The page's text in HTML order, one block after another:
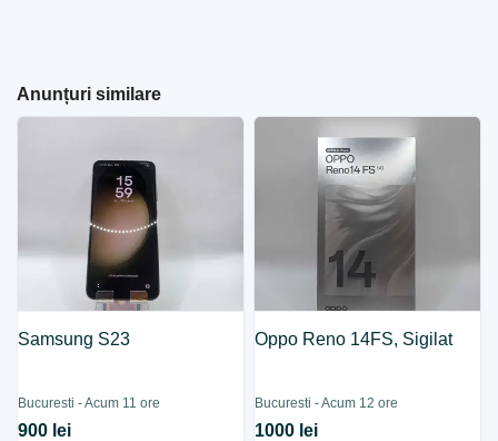
Anunțuri similare
Samsung S23
Bucuresti - Acum 11 ore
900 lei
Oppo Reno 14FS, Sigilat
Bucuresti - Acum 12 ore
1000 lei